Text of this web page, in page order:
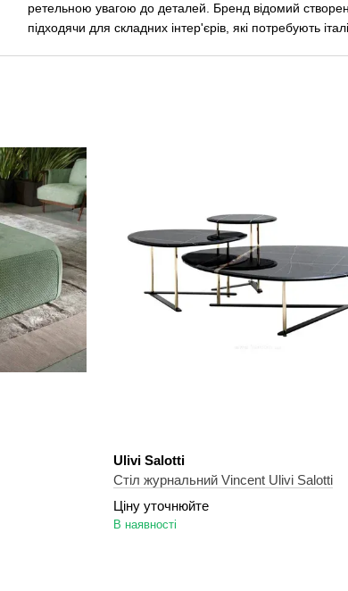
ретельною увагою до деталей. Бренд відомий
підходячи для складних інтер'єрів, які потребують
Ulivi Salotti
Стіл журнальний Vincent Ulivi Salotti
Ціну уточнюйте
В наявності